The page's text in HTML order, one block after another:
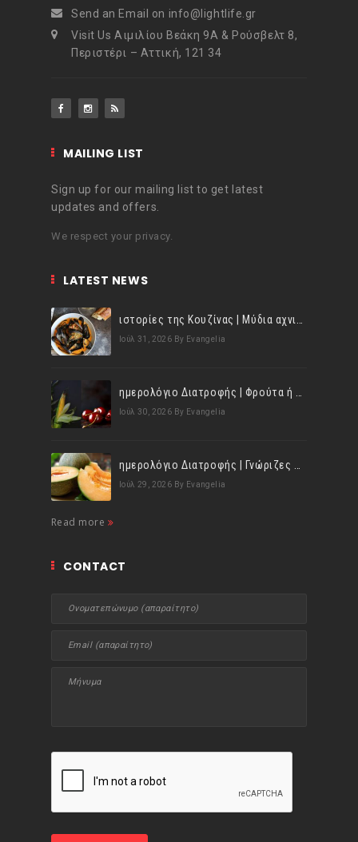
Send an Email on info@lightlife.gr
Visit Us Αιμιλίου Βεάκη 9Α & Ρούσβελτ 8,
Περιστέρι – Αττική, 121 34
MAILING LIST
Sign up for our mailing list to get latest
updates and offers.
We respect your privacy.
LATEST NEWS
Ιούλ 31, 2026 By Evangelia
Ιούλ 30, 2026 By Evangelia
Ιούλ 29, 2026 By Evangelia
Read more
CONTACT